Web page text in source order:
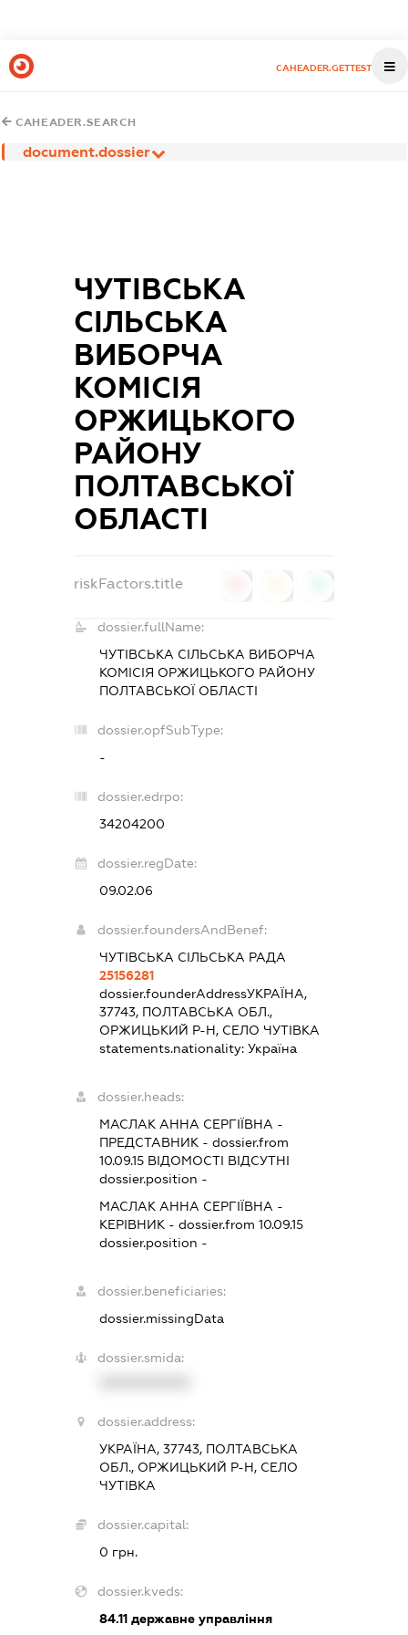
CAHEADER.GETTEST
CAHEADER.SEARCH
document.dossier
ЧУТІВСЬКА
СІЛЬСЬКА
ВИБОРЧА
КОМІСІЯ
ОРЖИЦЬКОГО
РАЙОНУ
ПОЛТАВСЬКОЇ
ОБЛАСТІ
riskFactors.title
dossier.fullName:
ЧУТІВСЬКА СІЛЬСЬКА ВИБОРЧА
КОМІСІЯ ОРЖИЦЬКОГО РАЙОНУ
ПОЛТАВСЬКОЇ ОБЛАСТІ
dossier.opfSubType:
-
dossier.edrpo:
34204200
dossier.regDate:
09.02.06
dossier.foundersAndBenef:
ЧУТІВСЬКА СІЛЬСЬКА РАДА
25156281
dossier.founderAddressУКРАЇНА,
37743, ПОЛТАВСЬКА ОБЛ.,
ОРЖИЦЬКИЙ Р-Н, СЕЛО ЧУТІВКА
statements.nationality:Україна
dossier.heads:
МАСЛАК АННА СЕРГІЇВНА -
ПРЕДСТАВНИК - dossier.from
10.09.15 ВІДОМОСТІ ВІДСУТНІ
dossier.position -
МАСЛАК АННА СЕРГІЇВНА -
КЕРІВНИК - dossier.from 10.09.15
dossier.position -
dossier.beneficiaries:
dossier.missingData
dossier.smida:
dossier.address:
УКРАЇНА, 37743, ПОЛТАВСЬКА
ОБЛ., ОРЖИЦЬКИЙ Р-Н, СЕЛО
ЧУТІВКА
dossier.capital:
0 грн.
dossier.kveds:
84.11 державне управління